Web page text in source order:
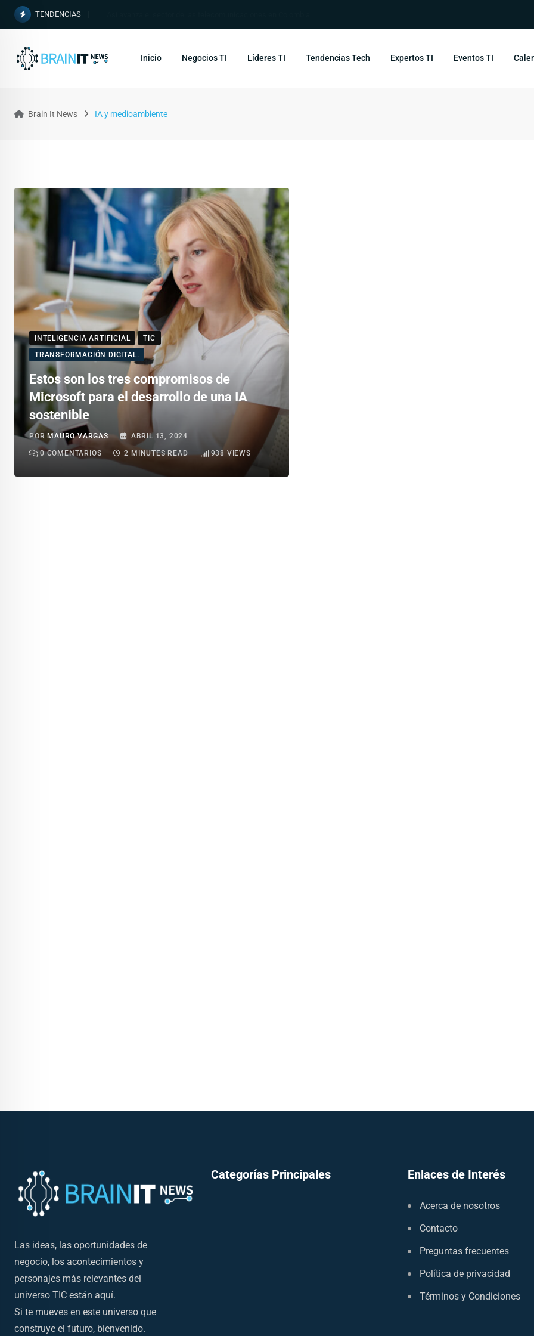
TENDENCIAS
Inicio Negocios TI Líderes TI Tendencias Tech Expertos TI Eventos TI
Brain It News IA y medioambiente
INTELIGENCIA ARTIFICIAL
TIC
TRANSFORMACIÓN DIGITAL.
Estos son los tres compromisos de
Microsoft para el desarrollo de una IA
sostenible
POR MAURO VARGAS ABRIL 13, 2024
0COMENTARIOS 2 MINUTES READ 938 VIEWS
Las ideas, las oportunidades de
negocio, los acontecimientos y
personajes más relevantes del
universo TIC están aquí.
Si te mueves en este universo que
construye el futuro, bienvenido.
Categorías Principales Enlaces de Interés
Acerca de nosotros
Contacto
Preguntas frecuentes
Política de privacidad
Términos y Condiciones